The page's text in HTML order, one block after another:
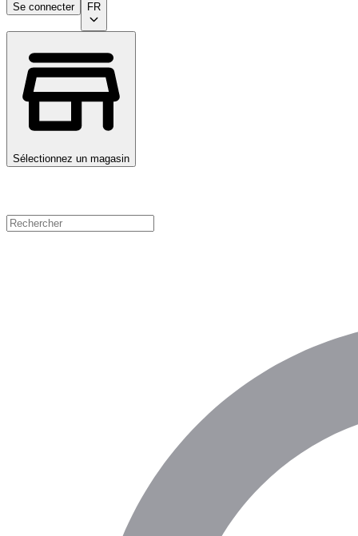
Se connecter FR
Sélectionnez un magasin